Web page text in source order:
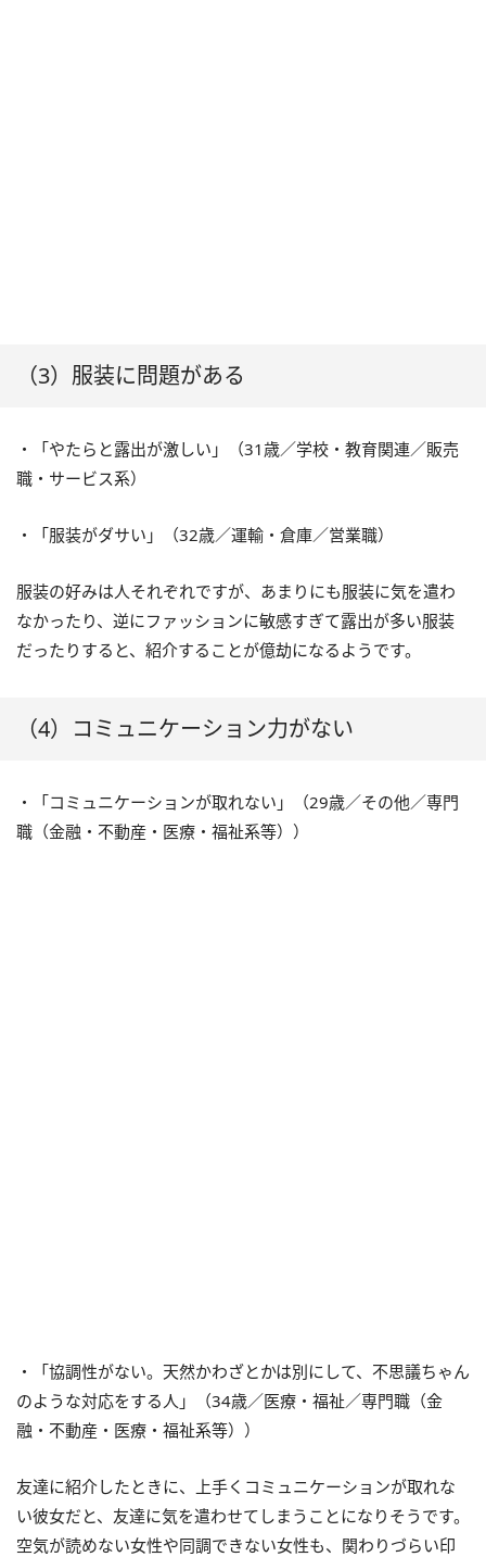
（3）服装に問題がある
・「やたらと露出が激しい」（31歳／学校・教育関連／販売
職・サービス系）
・「服装がダサい」（32歳／運輸・倉庫／営業職）
服装の好みは人それぞれですが、あまりにも服装に気を遣わ
なかったり、逆にファッションに敏感すぎて露出が多い服装
だったりすると、紹介することが億劫になるようです。
（4）コミュニケーション力がない
・「コミュニケーションが取れない」（29歳／その他／専門
職（金融・不動産・医療・福祉系等））
・「協調性がない。天然かわざとかは別にして、不思議ちゃん
のような対応をする人」（34歳／医療・福祉／専門職（金
融・不動産・医療・福祉系等））
友達に紹介したときに、上手くコミュニケーションが取れな
い彼女だと、友達に気を遣わせてしまうことになりそうです。
空気が読めない女性や同調できない女性も、関わりづらい印